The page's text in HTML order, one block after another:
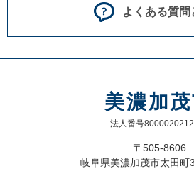
よくある質問
美濃加
法人番号
〒505-8606
岐阜県美濃加茂市太田町